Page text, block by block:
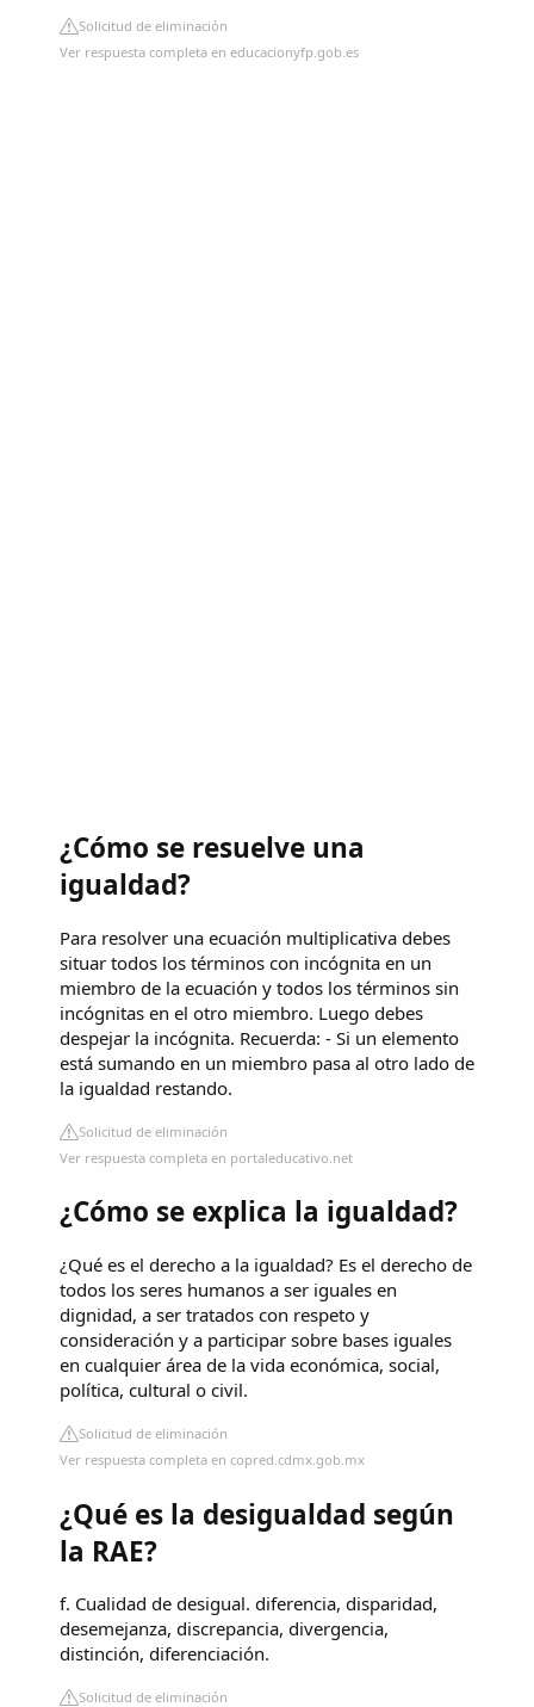
Solicitud de eliminación
Ver respuesta completa en educacionyfp.gob.es
¿Cómo se resuelve una
igualdad?
Para resolver una ecuación multiplicativa debes
situar todos los términos con incógnita en un
miembro de la ecuación y todos los términos sin
incógnitas en el otro miembro. Luego debes
despejar la incógnita. Recuerda: - Si un elemento
está sumando en un miembro pasa al otro lado de
la igualdad restando.
Solicitud de eliminación
Ver respuesta completa en portaleducativo.net
¿Cómo se explica la igualdad?
¿Qué es el derecho a la igualdad? Es el derecho de
todos los seres humanos a ser iguales en
dignidad, a ser tratados con respeto y
consideración y a participar sobre bases iguales
en cualquier área de la vida económica, social,
política, cultural o civil.
Solicitud de eliminación
Ver respuesta completa en copred.cdmx.gob.mx
¿Qué es la desigualdad según
la RAE?
f. Cualidad de desigual. diferencia, disparidad,
desemejanza, discrepancia, divergencia,
distinción, diferenciación.
Solicitud de eliminación